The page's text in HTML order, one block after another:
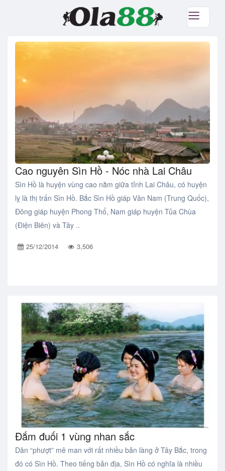
Cao nguyên Sìn Hồ - Nóc nhà Lai Châu
Sìn Hồ là huyện vùng cao nằm giữa tỉnh Lai Châu, có huyện
lỵ là thị trấn Sìn Hồ. Bắc Sìn Hồ giáp Vân Nam (Trung Quốc),
Đông giáp huyện Phong Thổ, Nam giáp huyện Tủa Chùa
(Điện Biên) và Tây ..
25/12/2014 3,506
Đắm đuối 1 vùng nhan sắc
Dân “phượt” mê man với rất nhiều bản làng ở Tây Bắc, trong
đó có Sìn Hồ. Theo tiếng bản địa, Sìn Hồ có nghĩa là nhiều